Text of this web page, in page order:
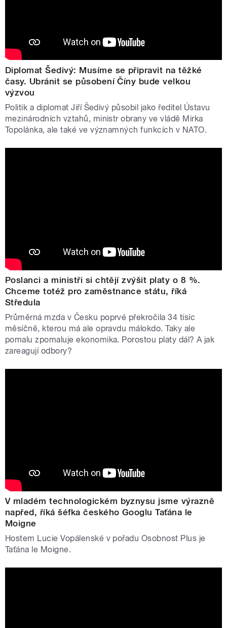
Diplomat Šedivý: Musíme se připravit na těžké
časy. Ubránit se působení Číny bude velkou
výzvou
Politik a diplomat Jiří Šedivý působil jako ředitel Ústavu
mezinárodních vztahů, ministr obrany ve vládě Mirka
Topolánka, ale také ve významných funkcích v NATO.
Poslanci a ministři si chtějí zvýšit platy o 8 %.
Chceme totéž pro zaměstnance státu, říká
Středula
Průměrná mzda v Česku poprvé překročila 34 tisíc
měsíčně, kterou má ale opravdu málokdo. Taky ale
pomalu zpomaluje ekonomika. Porostou platy dál? A jak
zareagují odbory?
V mladém technologickém byznysu jsme výrazně
napřed, říká šéfka českého Googlu Taťána le
Moigne
Hostem Lucie Vopálenské v pořadu Osobnost Plus je
Taťána le Moigne.